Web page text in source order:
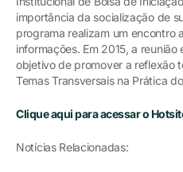
importância da socialização de
programa realizam um encontro
informações. Em 2015, a
objetivo de promover a reflexão
Temas Transversais na Prática
Clique aqui para acessar o
Notícias Relacionadas: